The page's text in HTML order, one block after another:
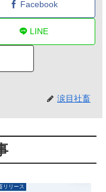
Facebook
LINE
涙目社畜
リリース